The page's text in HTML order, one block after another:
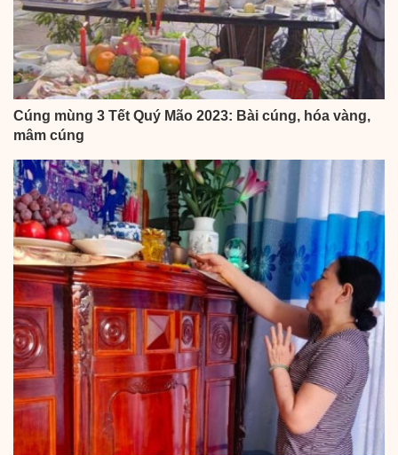
Cúng mùng 3 Tết Quý Mão 2023: Bài cúng, hóa vàng,
mâm cúng